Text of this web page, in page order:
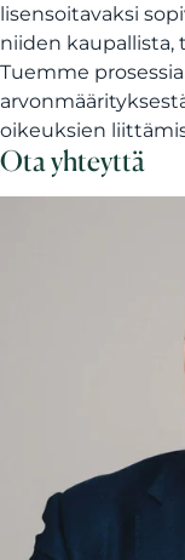
lisensoitavaksi
niiden kaupallista,
Tuemme
oikeuksien
Ota yhteyttä